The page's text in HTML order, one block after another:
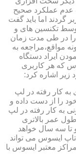
عدم عملکرد صحیح
گردند اما باید گفت
تکنسین های و
را در طی مدت زمان
مواقع،مراجعه به
ایراد دستگاه
که هر کاربری
زیر اشاره کرد:
کار رفته در لپ
را از دست داده و
به کار رفته در لپ
عمر بالاتری
تا سه سال خواهد
ایسوس می تواند
معتبر ایسوس با